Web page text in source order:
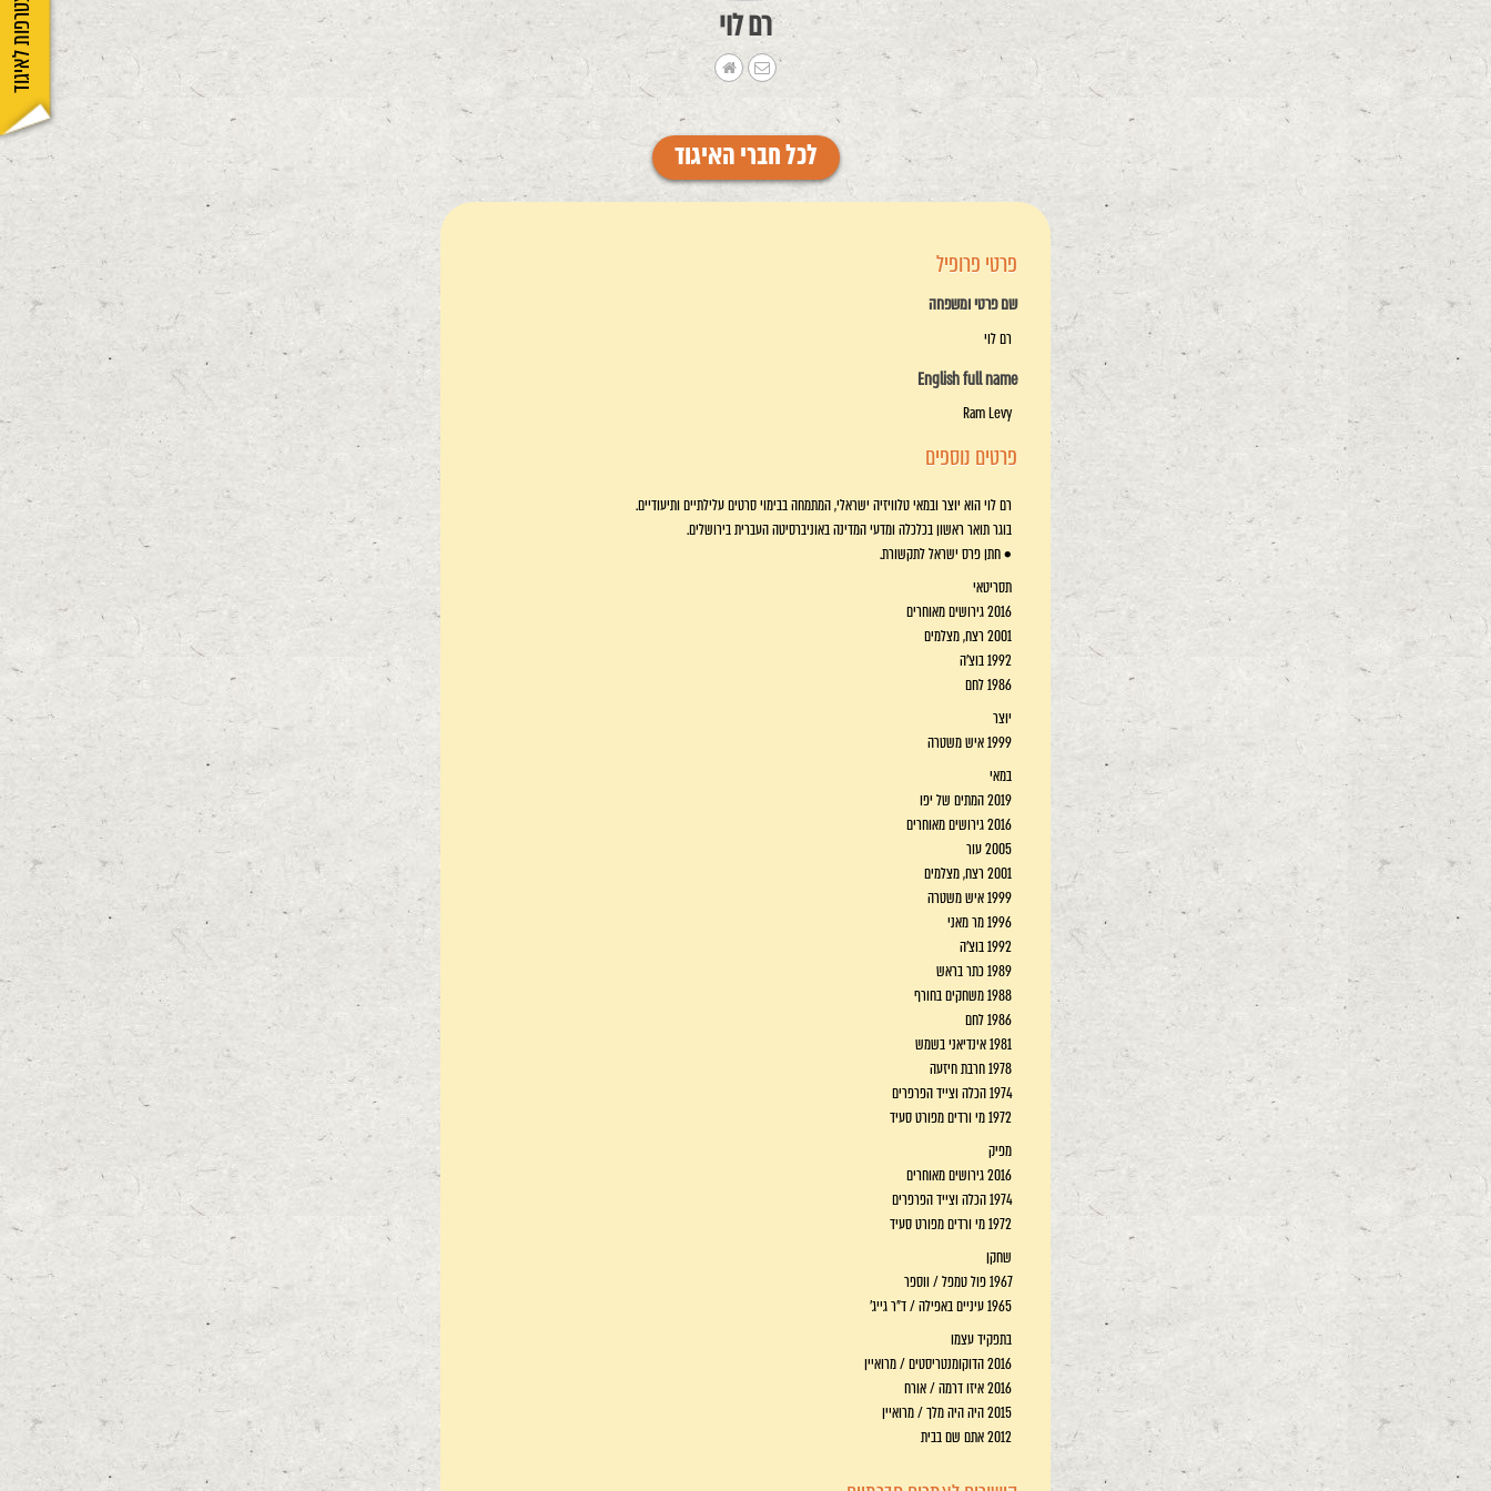
הצטרפות לאיגוד רם לוי
לכל חברי האיגוד
פרטי פרופיל
שם פרטי ומשפחה
רם לוי
English full name
Ram Levy
פרטים נוספים
רם לוי הוא יוצר ובמאי טלוויזיה ישראלי, המתמחה בבימוי סרטים עלילתיים ותיעודיים.
בוגר תואר ראשון בכלכלה ומדעי המדינה באוניברסיטה העברית בירושלים.
• חתן פרס ישראל לתקשורת.
תסריטאי
2016 גירושים מאוחרים
2001 רצח, מצלמים
1992 בוצ'ה
1986 לחם
יוצר
1999 איש משטרה
במאי
2019 המתים של יפו
2016 גירושים מאוחרים
2005 עור
2001 רצח, מצלמים
1999 איש משטרה
1996 מר מאני
1992 בוצ'ה
1989 כתר בראש
1988 משחקים בחורף
1986 לחם
1981 אינדיאני בשמש
1978 חרבת חיזעה
1974 הכלה וצייד הפרפרים
1972 מי ורדים מפורט סעיד
מפיק
2016 גירושים מאוחרים
1974 הכלה וצייד הפרפרים
1972 מי ורדים מפורט סעיד
שחקן
1967 פול טמפל / ווספר
1965 עיניים באפילה / ד"ר גייג'
בתפקיד עצמו
2016 הדוקומנטריסטים / מרואיין
2016 איזו דרמה / אורח
2015 היה היה מלך / מרואיין
2012 אתם שם בבית